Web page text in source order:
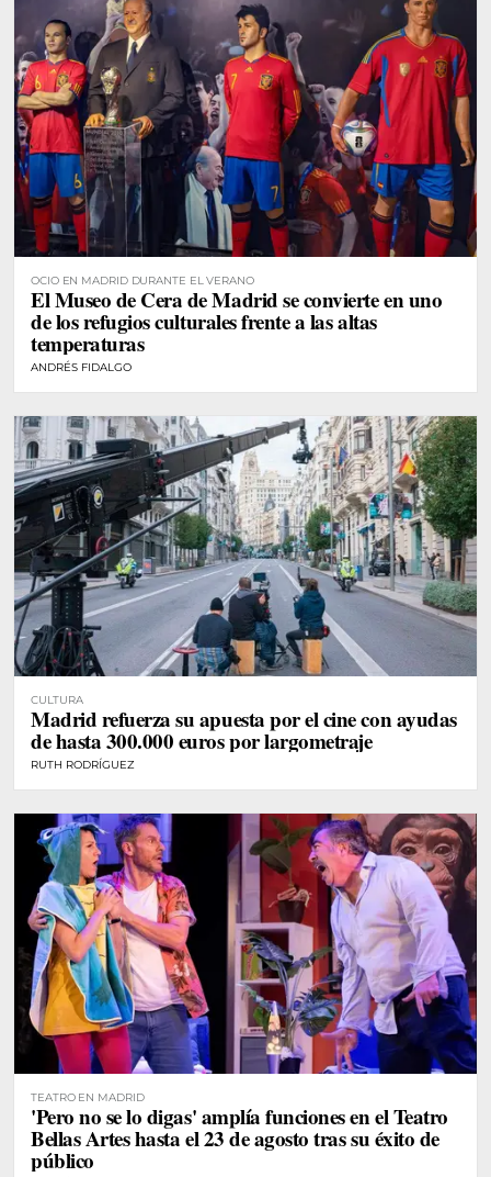
OCIO EN MADRID DURANTE EL VERANO
El Museo de Cera de Madrid se convierte en uno
de los refugios culturales frente a las altas
temperaturas
ANDRÉS FIDALGO
CULTURA
Madrid refuerza su apuesta por el cine con ayudas
de hasta 300.000 euros por largometraje
RUTH RODRÍGUEZ
TEATRO EN MADRID
'Pero no se lo digas' amplía funciones en el Teatro
Bellas Artes hasta el 23 de agosto tras su éxito de
público